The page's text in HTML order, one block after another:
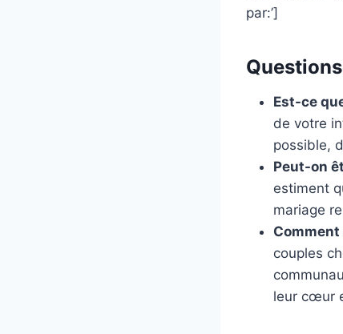
par:’]
Est-ce
de votre
possible,
Peut-on
estiment
mariage
couples
leur cœur